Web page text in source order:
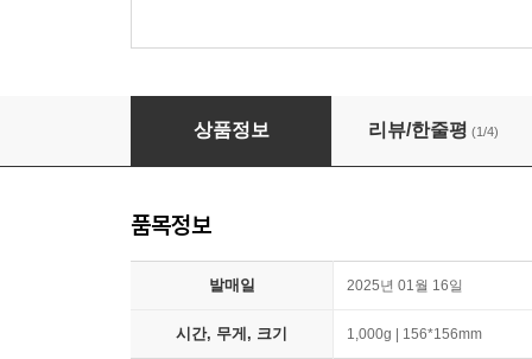
율음 - 정규 3집 : CICADA
상품정보 리뷰/한줄평 (1/4)
품목정보
발매일 2025년 01월 16일
시간, 무게, 크기 1,000g | 156*156mm